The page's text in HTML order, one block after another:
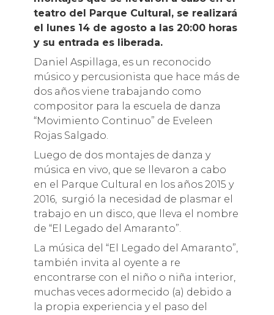
teatro del Parque Cultural, se realizará
el lunes 14 de agosto a las 20:00 horas
y su entrada es liberada.
Daniel Aspillaga, es un reconocido
músico y percusionista que hace más de
dos años viene trabajando como
compositor para la escuela de danza
“Movimiento Continuo” de Eveleen
Rojas Salgado.
Luego de dos montajes de danza y
música en vivo, que se llevaron a cabo
en el Parque Cultural en los años 2015 y
2016, surgió la necesidad de plasmar el
trabajo en un disco, que lleva el nombre
de “El Legado del Amaranto”.
La música del “El Legado del Amaranto”,
también invita al oyente a re
encontrarse con el niño o niña interior,
muchas veces adormecido (a) debido a
la propia experiencia y el paso del